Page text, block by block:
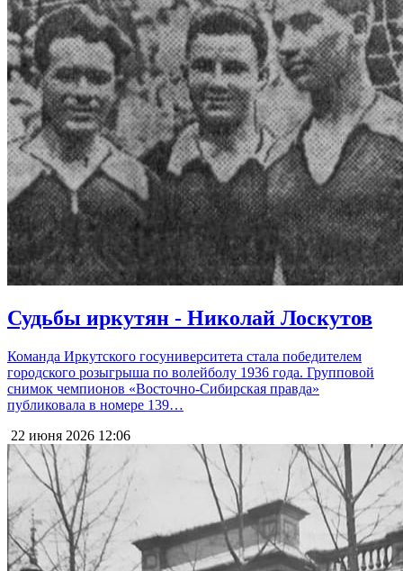
Судьбы иркутян - Николай Лоскутов
Команда Иркутского госуниверситета стала победителем
городского розыгрыша по волейболу 1936 года. Групповой
снимок чемпионов «Восточно-Сибирская правда»
публиковала в номере 139…
22 июня 2026 12:06